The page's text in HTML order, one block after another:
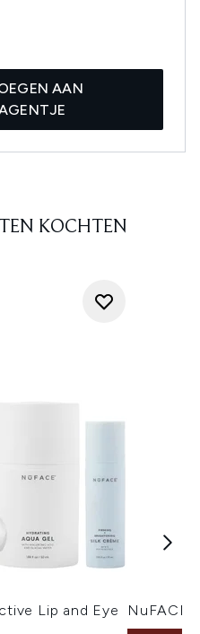
AAN
KOCHTEN
Lip and Eye
NuFACE